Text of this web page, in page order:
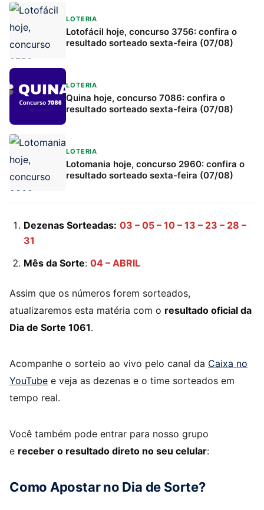
LOTERIA
Lotofácil hoje, concurso 3756: confira o
resultado sorteado sexta-feira (07/08)
LOTERIA
Quina hoje, concurso 7086: confira o
resultado sorteado sexta-feira (07/08)
LOTERIA
Lotomania hoje, concurso 2960: confira o
resultado sorteado sexta-feira (07/08)
Dezenas Sorteadas: 03 – 05 – 10 – 13 – 23 – 28 –
31
Mês da Sorte: 04 – ABRIL
Assim que os números forem sorteados,
atualizaremos esta matéria com o resultado oficial da
Dia de Sorte 1061.
Acompanhe o sorteio ao vivo pelo canal da Caixa no
YouTube e veja as dezenas e o time sorteados em
tempo real.
Você também pode entrar para nosso grupo
e receber o resultado direto no seu celular:
Como Apostar no Dia de Sorte?